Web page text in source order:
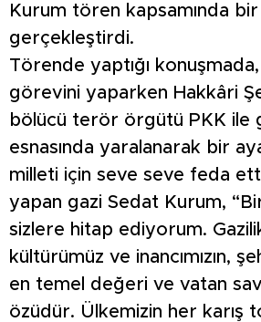
Kurum tören kapsamında
gerçekleştirdi.
Törende yaptığı
görevini yaparken Hakkâri
bölücü terör örgütü PKK ile
esnasında yaralanarak bir
milleti için seve seve feda
yapan gazi Sedat Kurum,
sizlere hitap ediyorum.
kültürümüz ve inancımızın,
en temel değeri ve vatan
özüdür. Ülkemizin her karış